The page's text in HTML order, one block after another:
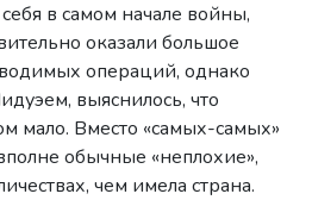
в самом начале войны,
оказали большое
операций, однако
выяснилось, что
мало. Вместо «самых-самых»
обычные «неплохие»,
чем имела страна.